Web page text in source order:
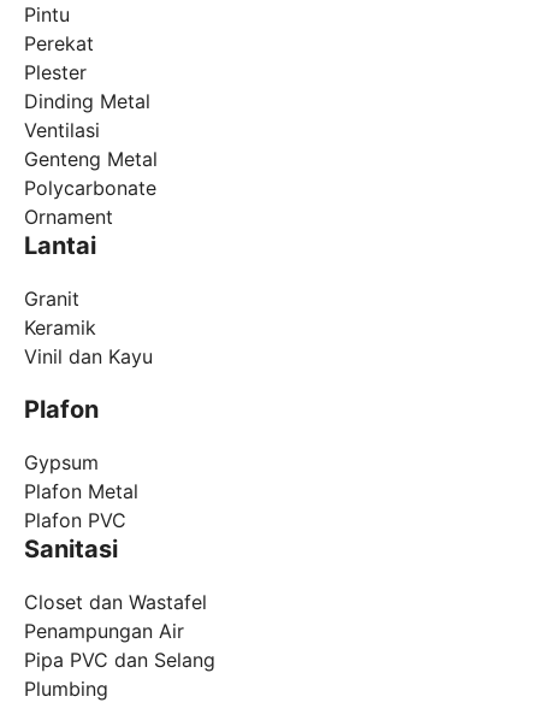
Pintu
Perekat
Plester
Dinding Metal
Ventilasi
Genteng Metal
Polycarbonate
Ornament
Lantai
Granit
Keramik
Vinil dan Kayu
Plafon
Gypsum
Plafon Metal
Plafon PVC
Sanitasi
Closet dan Wastafel
Penampungan Air
Pipa PVC dan Selang
Plumbing